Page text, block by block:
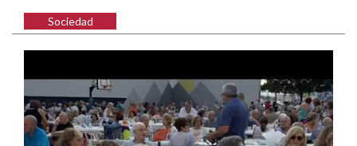
Sociedad